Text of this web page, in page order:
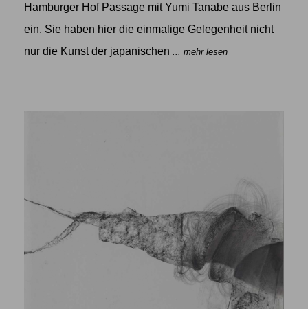
Hamburger Hof Passage mit Yumi Tanabe aus Berlin
ein. Sie haben hier die einmalige Gelegenheit nicht
nur die Kunst der japanischen
... mehr lesen